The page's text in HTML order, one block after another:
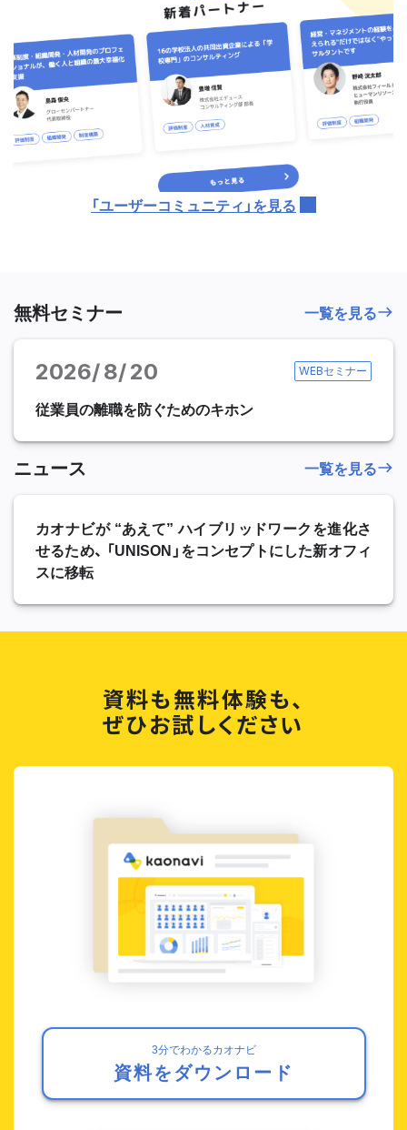
無料セミナー
2026 8 20 WEBセミナー
従業員の離職を防ぐためのキホン
一覧を見る
ニュース
カオナビが “あえて” ハイブリッドワークを進化さ
せるため、 「UNISON」をコンセプトにした新オフィ
スに移転
一覧を見る
「ユーザーコミュニティ」を見る
資料も無料体験も、
ぜひお試しください
3分でわかるカオナビ
資料をダウンロード